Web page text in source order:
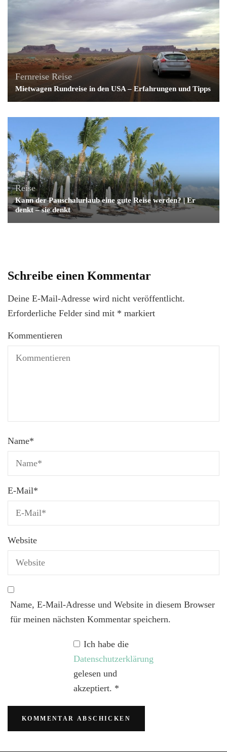
Fernreise Reise
Mietwagen Rundreise in den USA – Erfahrungen und Tipps
Reise
Kann der Pauschalurlaub eine gute Reise werden? | Er
denkt – sie denkt
Schreibe einen Kommentar
Deine E-Mail-Adresse wird nicht veröffentlicht.
Erforderliche Felder sind mit * markiert
Kommentieren
Name*
E-Mail*
Website
Name, E-Mail-Adresse und Website in diesem Browser
für meinen nächsten Kommentar speichern.
Ich habe die
Datenschutzerklärung
gelesen und
akzeptiert. *